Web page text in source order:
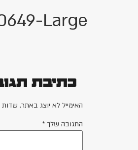
Large
כתיבת
האימייל לא יוצג באתר. שדות
התגובה שלך *